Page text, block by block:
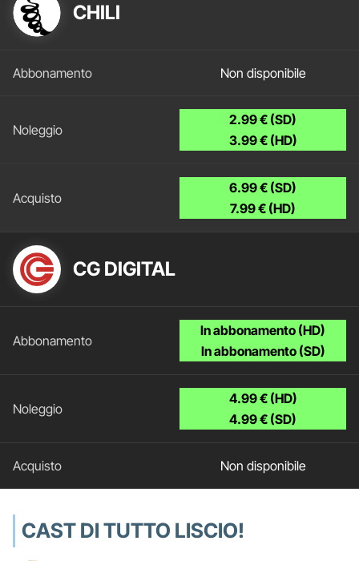
CHILI
Non disponibile
2.99 € (SD)
3.99 € (HD)
6.99 € (SD)
7.99 € (HD)
CG DIGITAL
In abbonamento (HD)
In abbonamento (SD)
4.99 € (HD)
4.99 € (SD)
Non disponibile
CAST DI TUTTO LISCIO!